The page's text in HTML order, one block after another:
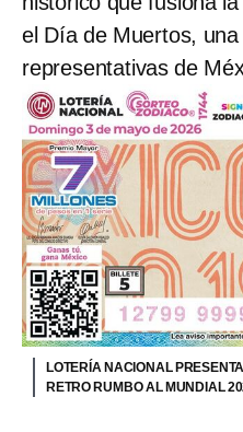
el Día de Muertos,
representativas de
LOTERÍA NACIONAL
RETRO RUMBO AL MUNDIAL